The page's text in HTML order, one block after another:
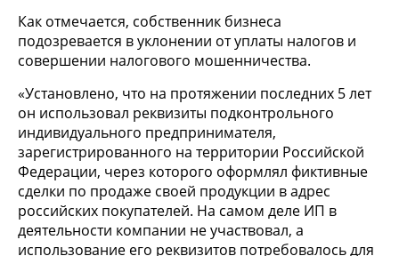
Как отмечается, собственник бизнеса
подозревается в уклонении от уплаты налогов и
совершении налогового мошенничества.
«Установлено, что на протяжении последних 5 лет
он использовал реквизиты подконтрольного
индивидуального предпринимателя,
зарегистрированного на территории Российской
Федерации, через которого оформлял фиктивные
сделки по продаже своей продукции в адрес
российских покупателей. На самом деле ИП в
деятельности компании не участвовал, а
использование его реквизитов потребовалось для